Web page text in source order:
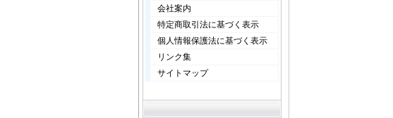
会社案内
特定商取引法に基づく表示
個人情報保護法に基づく表示
リンク集
サイトマップ